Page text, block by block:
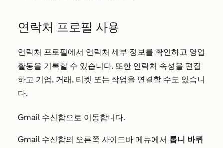
연락처 프로필 사용
연락처 프로필에서 연락처 세부 정보를 확인하고 영업
활동을 기록할 수 있습니다. 또한 연락처 속성을 편집
하고 기업, 거래, 티켓 또는 작업을 연결할 수도 있습니
다.
Gmail 수신함으로 이동합니다.
Gmail 수신함의 오른쪽 사이드바 메뉴에서 톱니 바퀴